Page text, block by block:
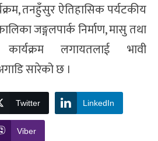
तनहुँसुर ऐतिहासिक पर्यटकीय
जङ्गलपार्क निर्माण, मासु तथा
लगायतलाई भावी
सारेको छ ।
Twitter LinkedIn
Viber